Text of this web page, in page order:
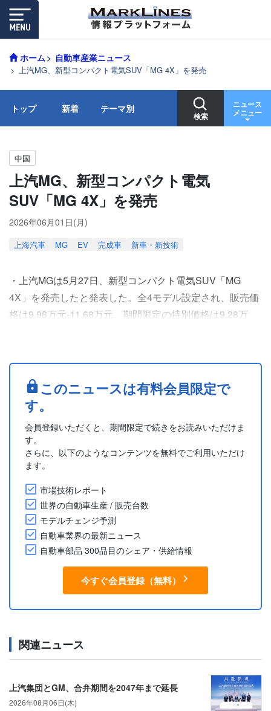
ホーム 自動車産業ニュース
上汽MG、新型コンパクト電気SUV「MG 4X」を発売
トップ 新着 テーマ別
検索
ニュース
メニュー
中国
上汽MG、新型コンパクト電気
SUV「MG 4X」を発売
2026年06月01日(月)
上海汽車 MG EV 完成車 新車・新技術
・上汽MGは5月27日、新型コンパクト電気SUV「MG
4X」を発売したと発表した。全4モデル設定され、販売価
格は9.98万元-11.68万元。期間限定の特別価格は9.28万
1,621/1,627mmで、ホイールベースは2,735mm。
・駆動方式は後輪駆動。永久磁石同期モーターを搭載し、
最高出力は125/150kW、最大トルクは250/350Nm。最....
このニュースは有料会員限定で
す。
会員登録いただくと、期間限定で続きをお読みいただけま
す。
さらに、以下のようなコンテンツを無料でご利用いただけ
ます。
市場技術レポート
世界の自動車生産 / 販売台数
モデルチェンジ予測
自動車業界の最新ニュース
自動車部品 300品目のシェア・供給情報
今すぐ会員登録（無料）
関連ニュース
上汽集団とGM、合弁期間を2047年まで延長
2026年08月06日(木)